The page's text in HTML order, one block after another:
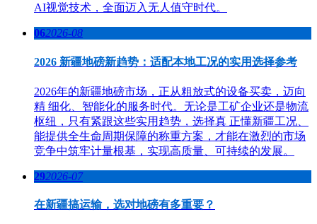
AI视觉技术，全面迈入无人值守时代。
062026-08
2026 新疆地磅新趋势：适配本地工况的实用选择参考
2026年的新疆地磅市场，正从粗放式的设备买卖，迈向
精 细化、智能化的服务时代。无论是工矿企业还是物流
枢纽，只有紧跟这些实用趋势，选择真 正懂新疆工况、
能提供全生命周期保障的称重方案，才能在激烈的市场
竞争中筑牢计量根基，实现高质量、可持续的发展。
292026-07
在新疆搞运输，选对地磅有多重要？